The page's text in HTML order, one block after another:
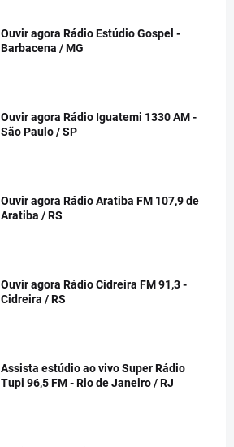
Ouvir agora Rádio Estúdio Gospel -
Barbacena / MG
Ouvir agora Rádio Iguatemi 1330 AM -
São Paulo / SP
Ouvir agora Rádio Aratiba FM 107,9 de
Aratiba / RS
Ouvir agora Rádio Cidreira FM 91,3 -
Cidreira / RS
Assista estúdio ao vivo Super Rádio
Tupi 96,5 FM - Rio de Janeiro / RJ